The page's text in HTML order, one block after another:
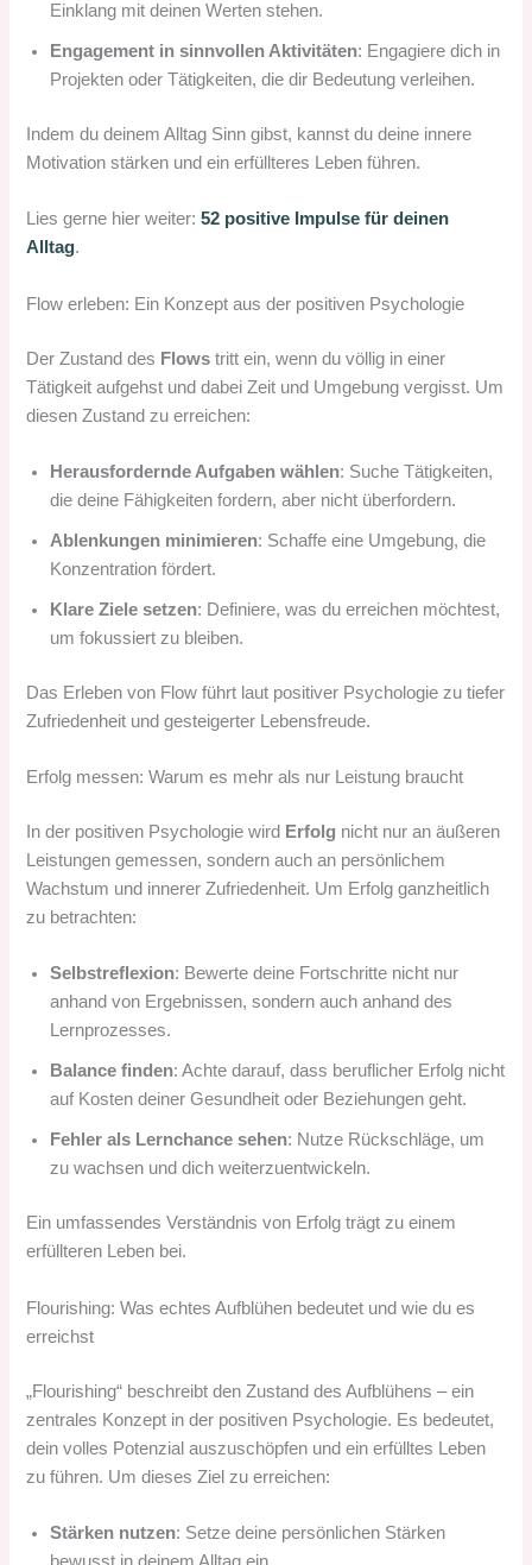
Einklang mit deinen Werten stehen.
Engagement in sinnvollen Aktivitäten: Engagiere dich in
Projekten oder Tätigkeiten, die dir Bedeutung verleihen.
Indem du deinem Alltag Sinn gibst, kannst du deine innere
Motivation stärken und ein erfüllteres Leben führen.
Lies gerne hier weiter:52 positive Impulse für deinen
Alltag.
Flow erleben: Ein Konzept aus der positiven Psychologie
Der Zustand des Flows tritt ein, wenn du völlig in einer
Tätigkeit aufgehst und dabei Zeit und Umgebung vergisst. Um
diesen Zustand zu erreichen:
Herausfordernde Aufgaben wählen: Suche Tätigkeiten,
die deine Fähigkeiten fordern, aber nicht überfordern.
Ablenkungen minimieren: Schaffe eine Umgebung, die
Konzentration fördert.
Klare Ziele setzen: Definiere, was du erreichen möchtest,
um fokussiert zu bleiben.
Das Erleben von Flow führt laut positiver Psychologie zu tiefer
Zufriedenheit und gesteigerter Lebensfreude.
Erfolg messen: Warum es mehr als nur Leistung braucht
In der positiven Psychologie wird Erfolg nicht nur an äußeren
Leistungen gemessen, sondern auch an persönlichem
Wachstum und innerer Zufriedenheit. Um Erfolg ganzheitlich
zu betrachten:
Selbstreflexion: Bewerte deine Fortschritte nicht nur
anhand von Ergebnissen, sondern auch anhand des
Lernprozesses.
Balance finden: Achte darauf, dass beruflicher Erfolg nicht
auf Kosten deiner Gesundheit oder Beziehungen geht.
Fehler als Lernchance sehen: Nutze Rückschläge, um
zu wachsen und dich weiterzuentwickeln.
Ein umfassendes Verständnis von Erfolg trägt zu einem
erfüllteren Leben bei.
Flourishing: Was echtes Aufblühen bedeutet und wie du es
erreichst
„Flourishing“ beschreibt den Zustand des Aufblühens – ein
zentrales Konzept in der positiven Psychologie. Es bedeutet,
dein volles Potenzial auszuschöpfen und ein erfülltes Leben
zu führen. Um dieses Ziel zu erreichen:
Stärken nutzen: Setze deine persönlichen Stärken